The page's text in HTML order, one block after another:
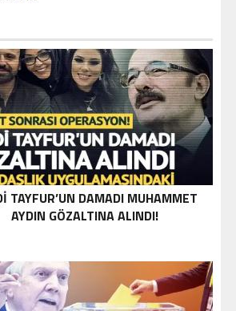
TAYFUR’UN DAMADI MUHAMMET
AYDIN GÖZALTINA ALINDI!